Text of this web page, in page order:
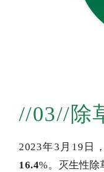
//03//除
2023年3月19日
16.4%。
灭生性